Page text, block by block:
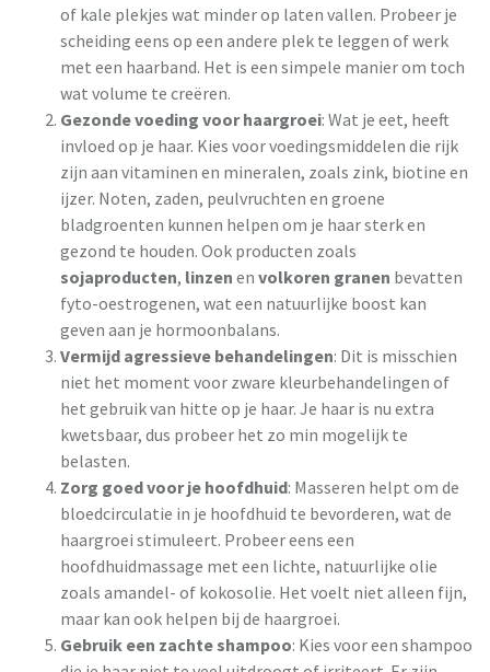
of kale plekjes wat minder op laten vallen. Probeer je
scheiding eens op een andere plek te leggen of werk
met een haarband. Het is een simpele manier om toch
wat volume te creëren.
Gezonde voeding voor haargroei: Wat je eet, heeft
invloed op je haar. Kies voor voedingsmiddelen die rijk
zijn aan vitaminen en mineralen, zoals zink, biotine en
ijzer. Noten, zaden, peulvruchten en groene
bladgroenten kunnen helpen om je haar sterk en
gezond te houden. Ook producten zoals
sojaproducten, linzen en volkoren granen bevatten
fyto-oestrogenen, wat een natuurlijke boost kan
geven aan je hormoonbalans.
Vermijd agressieve behandelingen: Dit is misschien
niet het moment voor zware kleurbehandelingen of
het gebruik van hitte op je haar. Je haar is nu extra
kwetsbaar, dus probeer het zo min mogelijk te
belasten.
Zorg goed voor je hoofdhuid: Masseren helpt om de
bloedcirculatie in je hoofdhuid te bevorderen, wat de
haargroei stimuleert. Probeer eens een
hoofdhuidmassage met een lichte, natuurlijke olie
zoals amandel- of kokosolie. Het voelt niet alleen fijn,
maar kan ook helpen bij de haargroei.
Gebruik een zachte shampoo: Kies voor een shampoo